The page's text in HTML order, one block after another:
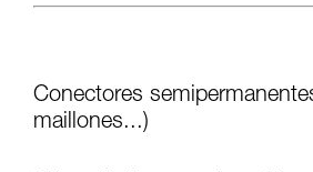
Conectores
maillones...)